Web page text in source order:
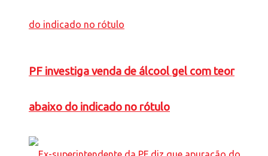
PF investiga venda de álcool gel com teor
abaixo do indicado no rótulo